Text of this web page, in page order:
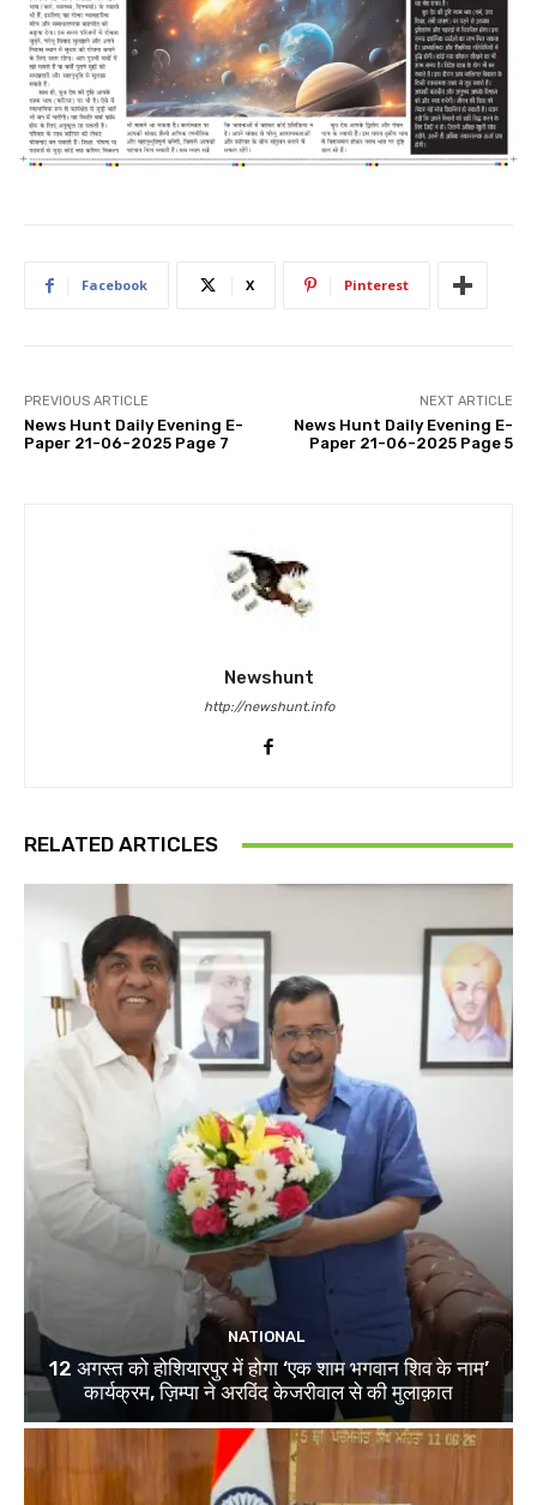
Facebook X Pinterest
PREVIOUS ARTICLE
News Hunt Daily Evening E-
Paper 21-06-2025 Page 7
NEXT ARTICLE
News Hunt Daily Evening E-
Paper 21-06-2025 Page 5
Newshunt
http://newshunt.info
RELATED ARTICLES
NATIONAL
12 अगस्त को होशियारपुर में होगा ‘एक शाम भगवान शिव के नाम’
कार्यक्रम, ज़िम्पा ने अरविंद केजरीवाल से की मुलाक़ात